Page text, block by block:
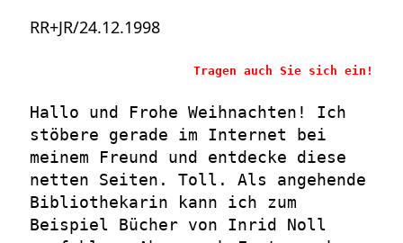
RR+JR/24.12.1998
Tragen auch Sie sich ein!
Hallo und Frohe Weihnachten! Ich
stöbere gerade im Internet bei
meinem Freund und entdecke diese
netten Seiten. Toll. Als angehende
Bibliothekarin kann ich zum
Beispiel Bücher von Inrid Noll